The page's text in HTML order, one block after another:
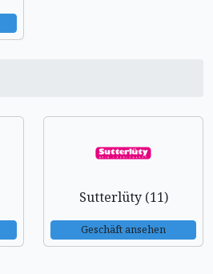
Sutterlüty (11)
Geschäft ansehen